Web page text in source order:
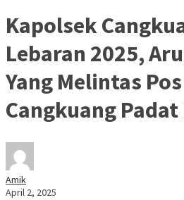
Kapolsek
Lebaran 2025,
Yang Melintas
Cangkuang
Amik
April 2, 2025